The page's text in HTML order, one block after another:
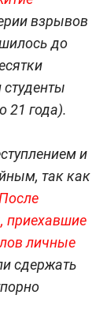
взрывов
до
21 года).
и
так как
приехавшие
личные
сдержать